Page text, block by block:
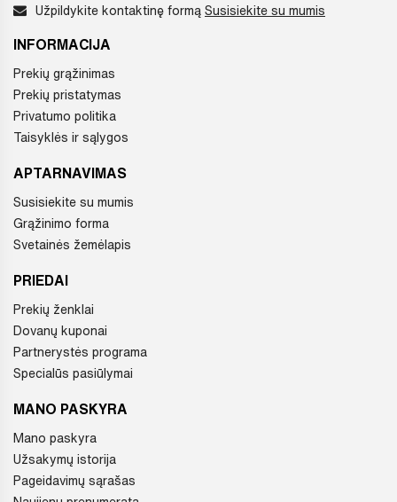
Užpildykite kontaktinę formą Susisiekite su mumis
INFORMACIJA
Prekių grąžinimas
Prekių pristatymas
Privatumo politika
Taisyklės ir sąlygos
APTARNAVIMAS
Susisiekite su mumis
Grąžinimo forma
Svetainės žemėlapis
PRIEDAI
Prekių ženklai
Dovanų kuponai
Partnerystės programa
Specialūs pasiūlymai
MANO PASKYRA
Mano paskyra
Užsakymų istorija
Pageidavimų sąrašas